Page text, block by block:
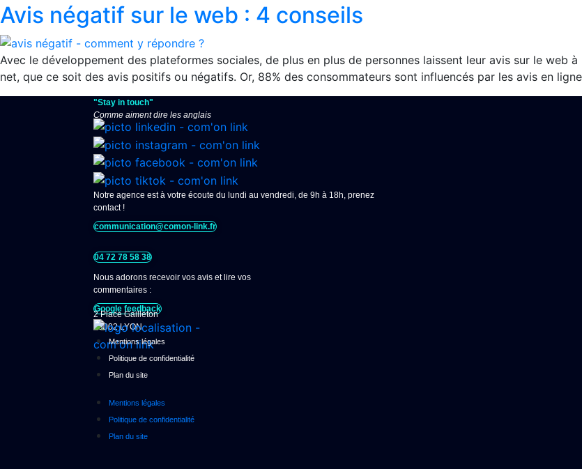
Avis négatif sur le web : 4 conseils
Avec le développement des plateformes sociales, de plus en plus de personnes laissent leur avis sur le web
net, que ce soit des avis positifs ou négatifs. Or, 88% des consommateurs sont influencés par les avis en
"Stay in touch"
Comme aiment dire les anglais
Notre agence est à votre écoute du lundi au vendredi, de 9h à 18h, prenez
contact !
communication@comon-link.fr
04 72 78 58 38
Nous adorons recevoir vos avis et lire vos
commentaires :
Google feedback
2 Place Gailleton
69002 LYON
Mentions légales
Politique de confidentialité
Plan du site
Mentions légales
Politique de confidentialité
Plan du site